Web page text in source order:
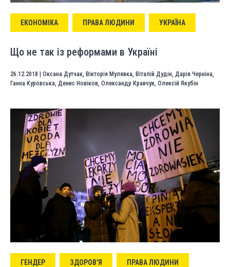
ЕКОНОМІКА ПРАВА ЛЮДИНИ УКРАЇНА
Що не так із реформами в Україні
26.12.2018 Оксана Дутчак, Вікторія Мулявка, Віталій Дудін, Дарія Черніна,
Ганна Куровська, Денис Новіков, Олександр Кравчук, Олексій Якубін
ГЕНДЕР ЗДОРОВ'Я ПРАВА ЛЮДИНИ